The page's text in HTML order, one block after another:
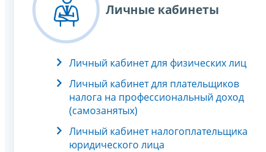
Личные кабинеты
Личный кабинет для физических лиц
Личный кабинет для плательщиков
налога на профессиональный доход
(самозанятых)
Личный кабинет налогоплательщика
юридического лица